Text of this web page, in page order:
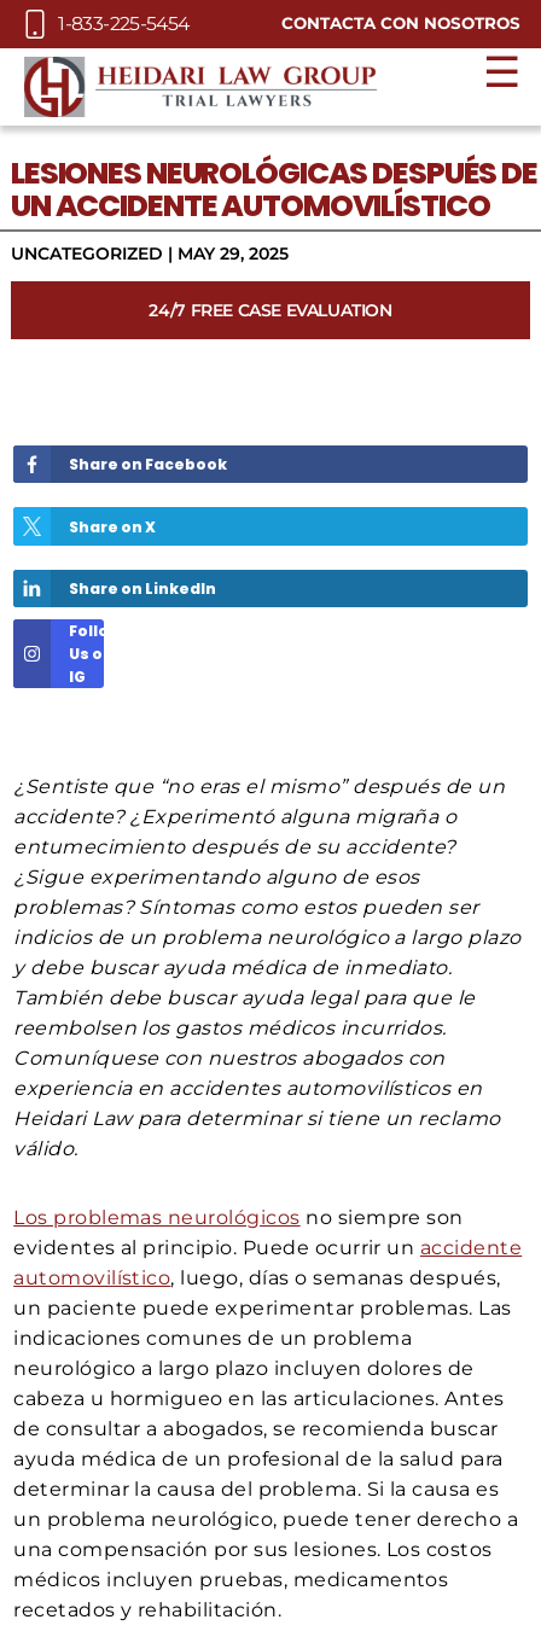
Skip to Main Content
1-833-225-5454 CONTACTA CON NOSOTROS
☰
LESIONES NEUROLÓGICAS DESPUÉS DE
UN ACCIDENTE AUTOMOVILÍSTICO
UNCATEGORIZED | MAY 29, 2025
24/7 FREE CASE EVALUATION
Share on Facebook
Share on X
Share on LinkedIn
Follow
Us on
IG
¿Sentiste que “no eras el mismo” después de un
accidente? ¿Experimentó alguna migraña o
entumecimiento después de su accidente?
¿Sigue experimentando alguno de esos
problemas? Síntomas como estos pueden ser
indicios de un problema neurológico a largo plazo
y debe buscar ayuda médica de inmediato.
También debe buscar ayuda legal para que le
reembolsen los gastos médicos incurridos.
Comuníquese con nuestros abogados con
experiencia en accidentes automovilísticos en
Heidari Law para determinar si tiene un reclamo
válido.
Los problemas neurológicos no siempre son
evidentes al principio. Puede ocurrir un accidente
automovilístico, luego, días o semanas después,
un paciente puede experimentar problemas. Las
indicaciones comunes de un problema
neurológico a largo plazo incluyen dolores de
cabeza u hormigueo en las articulaciones. Antes
de consultar a abogados, se recomienda buscar
ayuda médica de un profesional de la salud para
determinar la causa del problema. Si la causa es
un problema neurológico, puede tener derecho a
una compensación por sus lesiones. Los costos
médicos incluyen pruebas, medicamentos
recetados y rehabilitación.